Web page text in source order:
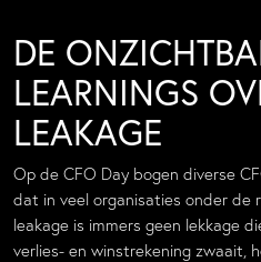
DE
LEARNINGS
LEAKAGE
Op de CFO Day bogen diverse
dat in veel organisaties onder de
leakage is immers geen lekkage
verlies- en winstrekening zwaait,